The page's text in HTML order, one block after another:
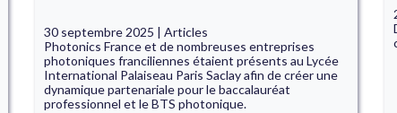
30 septembre 2025 | Articles
Photonics France et de nombreuses entreprises
photoniques franciliennes étaient présents au Lycée
International Palaiseau Paris Saclay afin de créer une
dynamique partenariale pour le baccalauréat
professionnel et le BTS photonique.